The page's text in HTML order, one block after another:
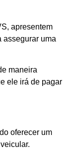
apresentem
assegurar uma
maneira
ele irá de pagar
oferecer um